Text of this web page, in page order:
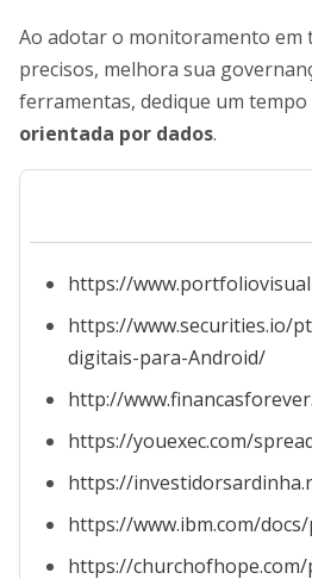
Ao adotar o monitoramento em
precisos, melhora sua
ferramentas, dedique um
orientada por dados.
https://
https://www.securities.io/
digitais-para-Android/
http://
https://youexec.com/
https://
https://www.ibm.com/
https://